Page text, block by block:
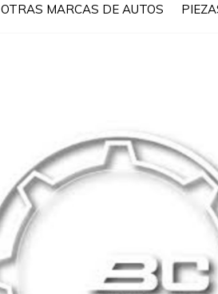
OTRAS MARCAS DE AUTOS